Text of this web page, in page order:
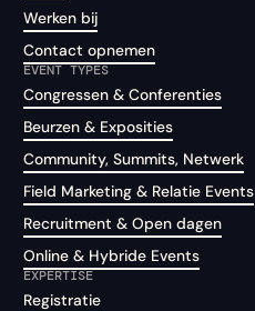
Werken bij
Contact opnemen
EVENT TYPES
Congressen & Conferenties
Beurzen & Exposities
Community, Summits, Netwerk
Field Marketing & Relatie Events
Recruitment & Open dagen
Online & Hybride Events
EXPERTISE
Registratie